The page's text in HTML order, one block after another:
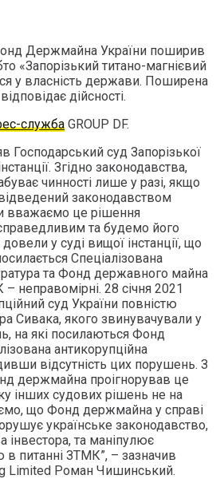
Держмайна Украïни поширив
«Запорізький титано-магнієвий
у власність держави. Поширена
дійсності.
служба GROUP DF.
Господарський суд Запорізької
Згідно законодавства,
чинності лише у разі, якщо
законодавством
вважаємо це рішення
та будемо його
у суді вищої інстанції, що
Спеціалізована
та Фонд державного майна
неправомірні. 28 січня 2021
суд України повністю
Сивака, якого звинувачували у
на які посилаються Фонд
антикорупційна
відсутність цих порушень. З
держмайна проігнорував це
інших судових рішень не на
що Фонд держмайна у справі
українське законодавство,
інвестора, та маніпулює
питанні ЗТМК”, – зазначив
Limited Роман Чишинський.